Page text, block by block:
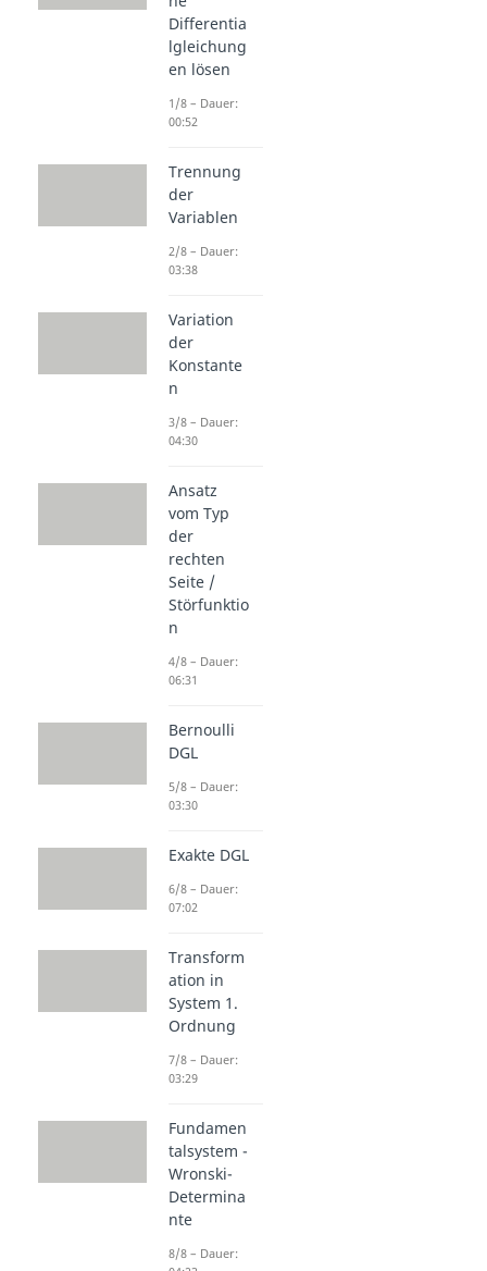
Differentia
lgleichung
en lösen
1/8 – Dauer:
00:52
Trennung
der
Variablen
2/8 – Dauer:
03:38
Variation
der
Konstante
n
3/8 – Dauer:
04:30
Ansatz
vom Typ
der
rechten
Seite /
Störfunktio
n
4/8 – Dauer:
06:31
Bernoulli
DGL
5/8 – Dauer:
03:30
Exakte DGL
6/8 – Dauer:
07:02
Transform
ation in
System 1.
Ordnung
7/8 – Dauer:
03:29
Fundamen
talsystem -
Wronski-
Determina
nte
8/8 – Dauer: